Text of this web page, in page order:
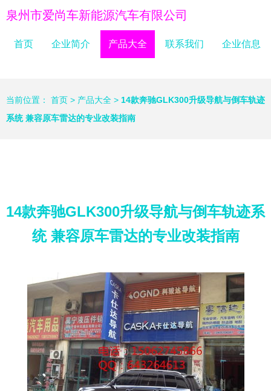
泉州市爱尚车新能源汽车有限公司
首页 企业简介 产品大全 联系我们 企业信息
当前位置： 首页 > 产品大全 > 14款奔驰GLK300升级导航与倒车轨迹
系统 兼容原车雷达的专业改装指南
14款奔驰GLK300升级导航与倒车轨迹系
统 兼容原车雷达的专业改装指南